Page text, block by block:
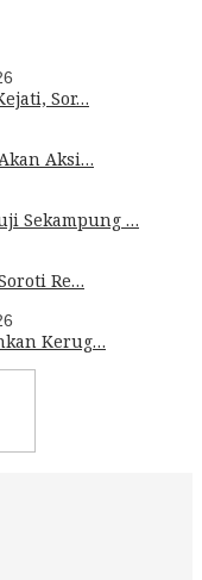
Sor…
Aksi…
Sekampung …
Re…
Kerug…